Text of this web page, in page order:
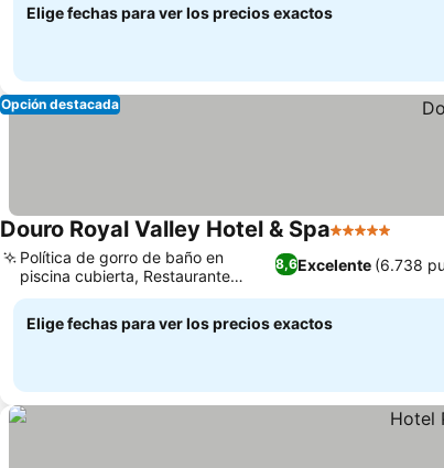
Elige fechas para ver los precios exactos
Opción destacada
Douro Royal Valley Hotel & Spa5 Estrellas
8,6Excelente (6.738
Política de gorro de baño en
piscina cubierta, Restaurante
Palato D’Ouro
Elige fechas para ver los precios exactos